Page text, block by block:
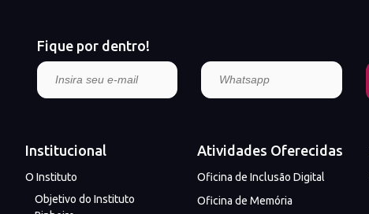
Fique por dentro!
Institucional
O Instituto
Objetivo do Instituto
Atividades Oferecidas
Oficina de Inclusão Digital
Oficina de Memória